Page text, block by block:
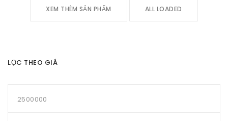
XEM THÊM SẢN PHẨM ALL LOADED
LỌC THEO GIÁ